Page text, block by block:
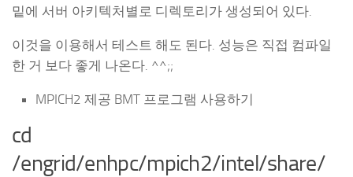
밑에 서버 아키텍처별로 디렉토리가 생성되어 있다.
이것을 이용해서 테스트 해도 된다. 성능은 직접 컴파일
한 거 보다 좋게 나온다. ^^;;
MPICH2 제공 BMT 프로그램 사용하기
cd
/engrid/enhpc/mpich2/intel/share/